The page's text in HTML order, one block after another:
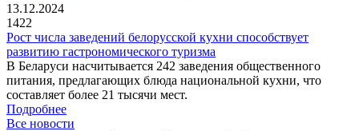
13.12.2024
1422
Рост числа заведений белорусской кухни способствует
развитию гастрономического туризма
В Беларуси насчитывается 242 заведения общественного
питания, предлагающих блюда национальной кухни, что
составляет более 21 тысячи мест.
Подробнее
Все новости